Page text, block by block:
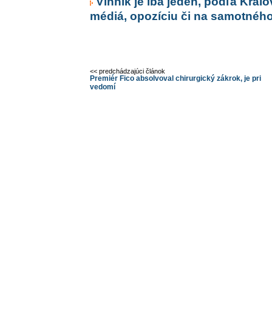
médiá, opozíciu či na
<< predchádzajúci článok
Premiér Fico absolvoval chirurgický zákrok, je pri
vedomí